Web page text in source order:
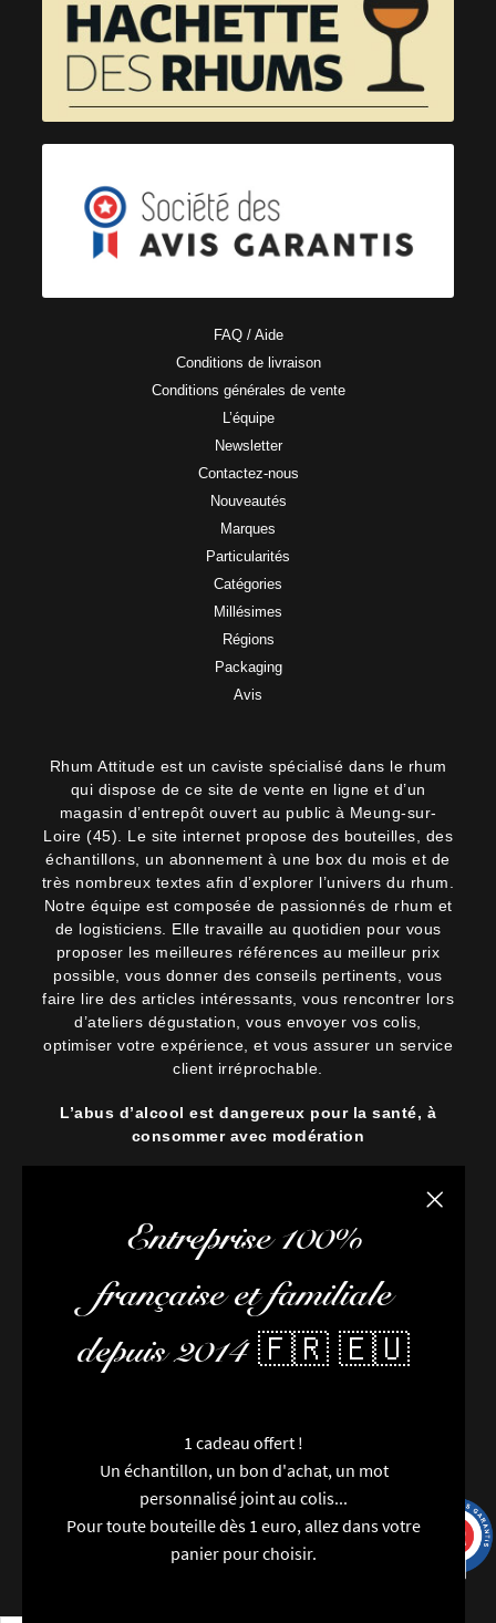
Fermer
Entreprise 100%
française et familiale
depuis 2014 🇫🇷 🇪🇺
1 cadeau offert !
Un échantillon, un bon d'achat, un mot
personnalisé joint au colis...
Pour toute bouteille dès 1 euro, allez dans votre
panier pour choisir.
FAQ / Aide
Conditions de livraison
Conditions générales de vente
L’équipe
Newsletter
Contactez-nous
Nouveautés
Marques
Particularités
Catégories
Millésimes
Régions
Packaging
Avis
Rhum Attitude est un caviste spécialisé dans le rhum
qui dispose de ce site de vente en ligne et d’un
magasin d’entrepôt ouvert au public à Meung-sur-
Loire (45). Le site internet propose des bouteilles, des
échantillons, un abonnement à une box du mois et de
très nombreux textes afin d’explorer l’univers du rhum.
Notre équipe est composée de passionnés de rhum et
de logisticiens. Elle travaille au quotidien pour vous
proposer les meilleures références au meilleur prix
possible, vous donner des conseils pertinents, vous
faire lire des articles intéressants, vous rencontrer lors
d’ateliers dégustation, vous envoyer vos colis,
optimiser votre expérience, et vous assurer un service
client irréprochable.
L’abus d’alcool est dangereux pour la santé, à
consommer avec modération
/10
9993 avis